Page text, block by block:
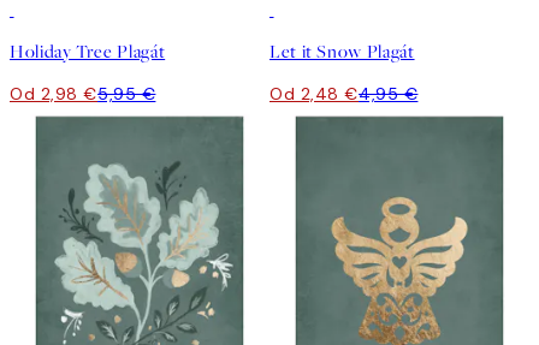
Holiday Tree Plagát
Od 2,98 €5,95 €
Let it Snow Plagát
Od 2,48 €4,95 €